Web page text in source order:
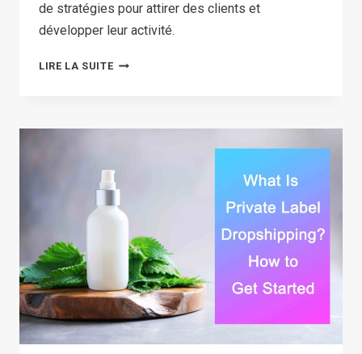
de stratégies pour attirer des clients et
développer leur activité.
LIRE LA SUITEMARKETING
LES
:
STRATÉGIES
CLÉS
POUR
BOOSTER
VOTRE
CROISSANCE